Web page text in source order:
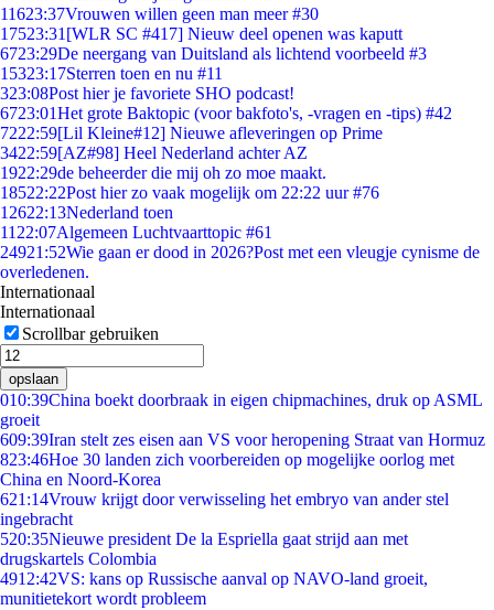
11623:37Vrouwen willen geen man meer #30
17523:31 [WLR SC #417] Nieuw deel openen was kaputt
6723:29De neergang van Duitsland als lichtend voorbeeld #3
15323:17Sterren toen en nu #11
323:08Post hier je favoriete SHO podcast!
6723:01Het grote Baktopic (voor bakfoto's, -vragen en -tips) #42
7222:59[Lil Kleine#12] Nieuwe afleveringen op Prime
3422:59[AZ#98] Heel Nederland achter AZ
1922:29de beheerder die mij oh zo moe maakt.
18522:22Post hier zo vaak mogelijk om 22:22 uur #76
12622:13Nederland toen
11 22:07Algemeen Luchtvaarttopic #61
24921:52Wie gaan er dood in 2026?Post met een vleugje cynisme de
overledenen.
Internationaal
Internationaal
Scrollbar gebruiken
opslaan
010:39China boekt doorbraak in eigen chipmachines, druk op ASML
groeit
609:39Iran stelt zes eisen aan VS voor heropening Straat van Hormuz
823:46Hoe 30 landen zich voorbereiden op mogelijke oorlog met
China en Noord-Korea
621:14Vrouw krijgt door verwisseling het embryo van ander stel
ingebracht
520:35Nieuwe president De la Espriella gaat strijd aan met
drugskartels Colombia
4912:42VS: kans op Russische aanval op NAVO-land groeit,
munitietekort wordt probleem